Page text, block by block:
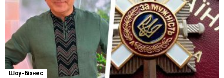
Шоу-Бізнес